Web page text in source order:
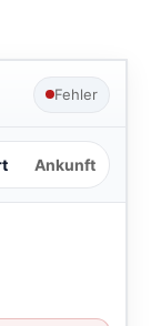
Fehler
Ankunft